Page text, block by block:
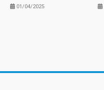
01/04/2025